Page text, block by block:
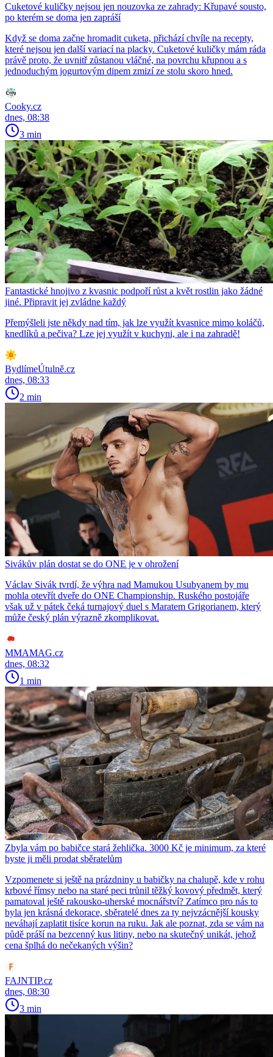
Cuketové kuličky nejsou jen nouzovka ze zahrady: Křupavé sousto,
po kterém se doma jen zapráší
Když se doma začne hromadit cuketa, přichází chvíle na recepty,
které nejsou jen další variací na placky. Cuketové kuličky mám ráda
právě proto, že uvnitř zůstanou vláčné, na povrchu křupnou a s
jednoduchým jogurtovým dipem zmizí ze stolu skoro hned.
Cooky.cz
dnes, 08:38
3 min
Fantastické hnojivo z kvasnic podpoří růst a květ rostlin jako žádné
jiné. Připravit jej zvládne každý
Přemýšleli jste někdy nad tím, jak lze využít kvasnice mimo koláčů,
knedlíků a pečiva? Lze jej využít v kuchyni, ale i na zahradě!
BydlímeÚtulně.cz
dnes, 08:33
2 min
Sivákův plán dostat se do ONE je v ohrožení
Václav Sivák tvrdí, že výhra nad Mamukou Usubyanem by mu
mohla otevřít dveře do ONE Championship. Ruského postojáře
však už v pátek čeká turnajový duel s Maratem Grigorianem, který
může český plán výrazně zkomplikovat.
MMAMAG.cz
dnes, 08:32
1 min
Zbyla vám po babičce stará žehlička. 3000 Kč je minimum, za které
byste ji měli prodat sběratelům
Vzpomenete si ještě na prázdniny u babičky na chalupě, kde v rohu
krbové římsy nebo na staré peci trůnil těžký kovový předmět, který
pamatoval ještě rakousko-uherské mocnářství? Zatímco pro nás to
byla jen krásná dekorace, sběratelé dnes za ty nejvzácnější kousky
neváhají zaplatit tisíce korun na ruku. Jak ale poznat, zda se vám na
půdě práší na bezcenný kus litiny, nebo na skutečný unikát, jehož
cena šplhá do nečekaných výšin?
FAJNTIP.cz
dnes, 08:30
3 min